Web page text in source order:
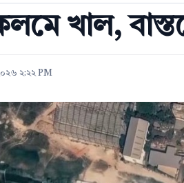
খাল,
২:২২ PM